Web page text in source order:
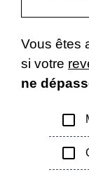
Vous êtes
si votre
ne
check_box_outline_blank
check_box_outline_blank